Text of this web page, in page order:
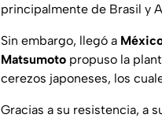
principalmente de Brasil y
Sin embargo, llegó a
Matsumoto propuso la
cerezos japoneses, los
Gracias a su resistencia, a